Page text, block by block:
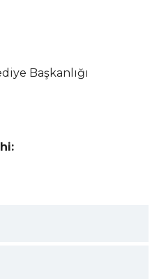
Başkanlığı